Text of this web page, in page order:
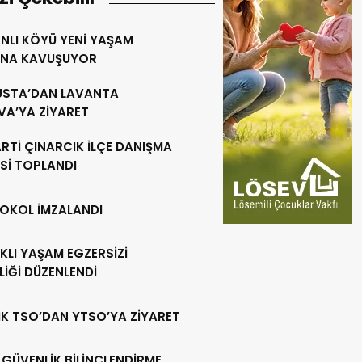
KÖYÜ YENİ YAŞAM
KAVUŞUYOR
LAVANTA
ZİYARET
ÇINARCIK İLÇE DANIŞMA
TOPLANDI
İMZALANDI
YAŞAM EGZERSİZİ
DÜZENLENDİ
TSO’DAN YTSO’YA ZİYARET